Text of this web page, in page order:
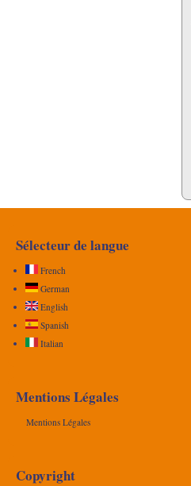
Sélecteur de langue
French
German
English
Spanish
Italian
Mentions Légales
Mentions Légales
Copyright